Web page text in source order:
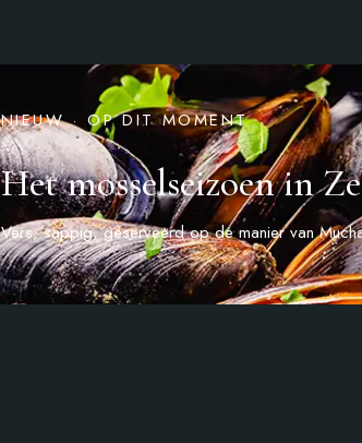
NIEUW · OP DIT MOMENT
Het mosselseizoen in
Vers, sappig, geserveerd op de manier van